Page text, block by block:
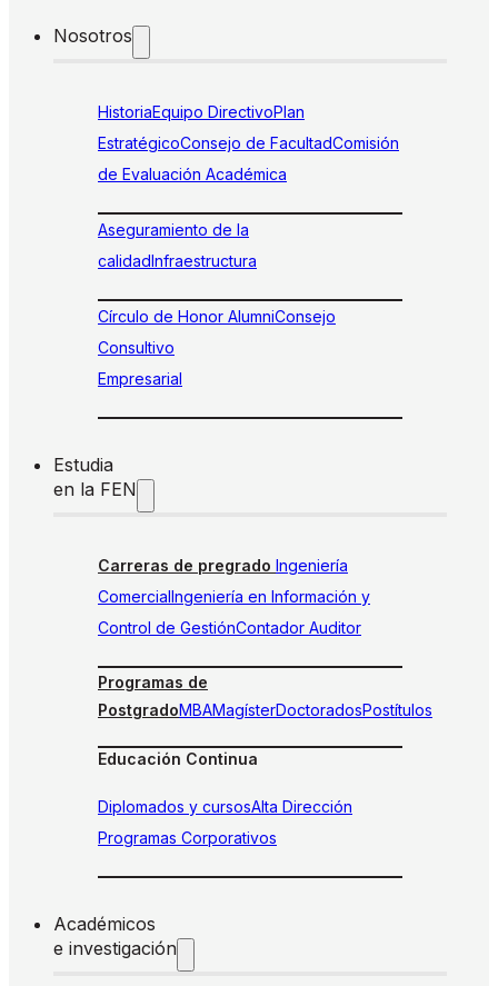
Nosotros
HistoriaEquipo DirectivoPlan
EstratégicoConsejo de FacultadComisión
de Evaluación Académica
Aseguramiento de la
calidadInfraestructura
Círculo de Honor AlumniConsejo
Consultivo
Empresarial
Estudia
en la FEN
Carreras de pregrado Ingeniería
ComercialIngeniería en Información y
Control de GestiónContador Auditor
Programas de
PostgradoMBAMagísterDoctoradosPostítulos
Educación Continua
Diplomados y cursosAlta Dirección
Programas Corporativos
Académicos
e investigación